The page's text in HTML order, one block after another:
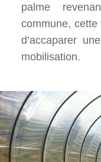
palme
commune,
d’accaparer
mobilisation.